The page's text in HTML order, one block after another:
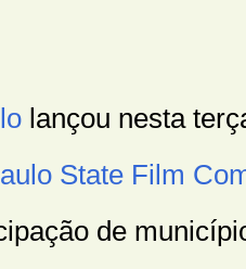
lançou nesta
State Film
de